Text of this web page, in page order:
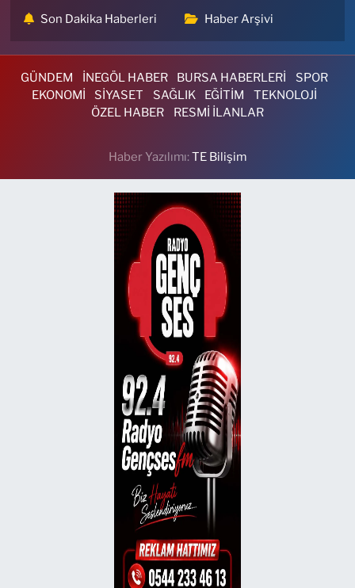
Son Dakika Haberleri Haber Arşivi
GÜNDEM İNEGÖL HABER BURSA HABERLERİ
SPOR
EKONOMİ
SİYASET SAĞLIK EĞİTİM
TEKNOLOJİ
ÖZEL HABER
RESMİ İLANLAR
Haber Yazılımı:TE Bilişim